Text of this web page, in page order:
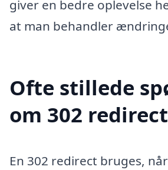
giver en bedre oplevelse
at man behandler
Ofte stillede
om 302
En 302 redirect bruges,